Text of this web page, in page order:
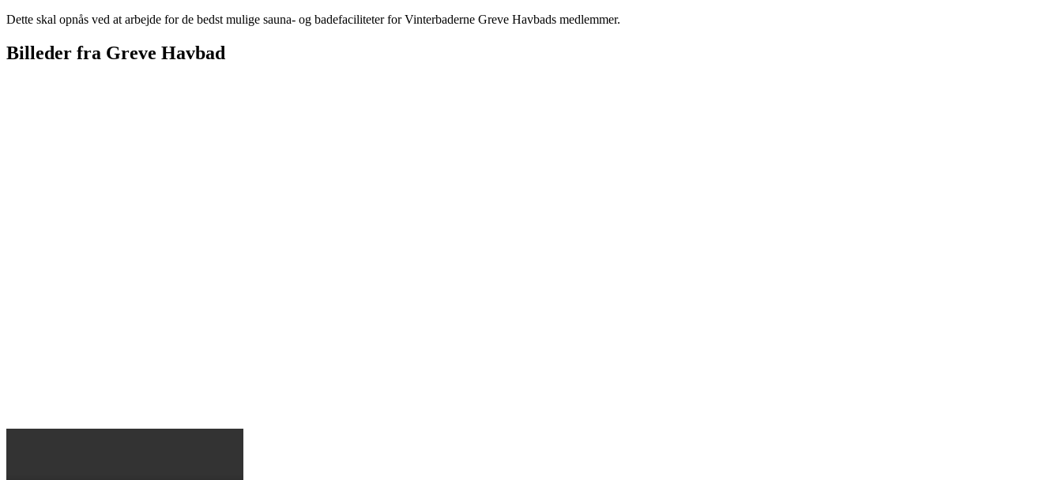
Dette skal opnås ved at arbejde for de bedst mulige sauna- og badefaciliteter for Vinterbaderne Greve Havbads medlemmer.
Billeder fra Greve Havbad